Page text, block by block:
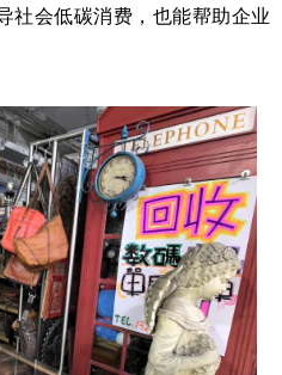
社会低碳消费，也能帮助企业